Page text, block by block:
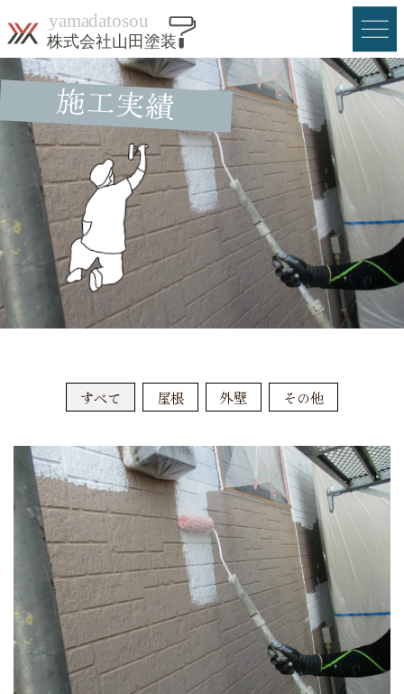
to
content
menu
HOME
料金 お申込みの流れ
施工実績
会社概要 お問合せ・お見積り
メールでのお見積もり
見積無料0120-501951
営業時間９:００〜１７:００（日曜日）
施工実績
すべて 屋根 外壁 その他